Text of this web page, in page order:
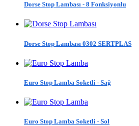
Dorse Stop Lambası - 8 Fonksiyonlu
Dorse Stop Lambası 0302 SERTPLAS
Euro Stop Lamba Soketli - Sağ
Euro Stop Lamba Soketli - Sol